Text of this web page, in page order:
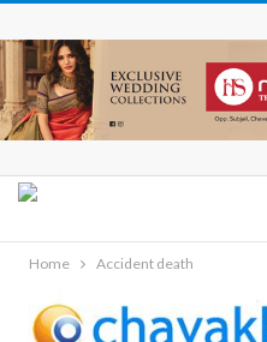
Home Accident death